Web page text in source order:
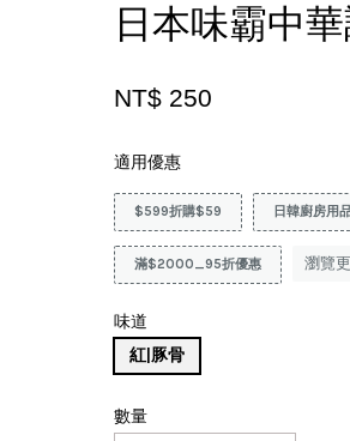
日本味霸中
NT$ 250
適用優惠
$599折購$59 日韓廚房用
滿$2000_95折優惠 瀏覽
味道
紅|豚骨
數量